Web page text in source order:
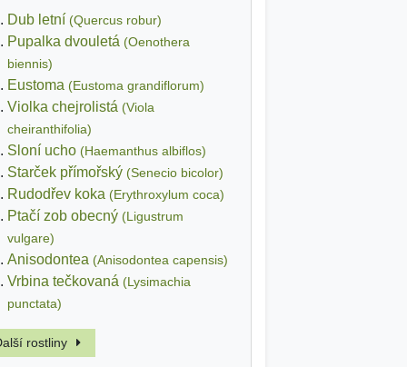
Dub letní (Quercus robur)
Pupalka dvouletá (Oenothera
biennis)
Eustoma (Eustoma grandiflorum)
Violka chejrolistá (Viola
cheiranthifolia)
Sloní ucho (Haemanthus albiflos)
Starček přímořský (Senecio bicolor)
Rudodřev koka (Erythroxylum coca)
Ptačí zob obecný (Ligustrum
vulgare)
Anisodontea (Anisodontea capensis)
Vrbina tečkovaná (Lysimachia
punctata)
rostliny